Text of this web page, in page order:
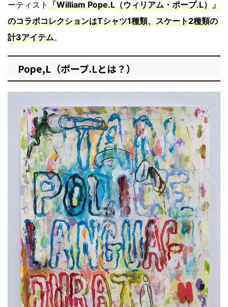
ーティスト 「William Pope.L（ウィリアム・ポープ.L）」
のコラボコレクションはTシャツ1種類、スケート2種類の
計3アイテム。
Pope,L（ポープ.Lとは？）